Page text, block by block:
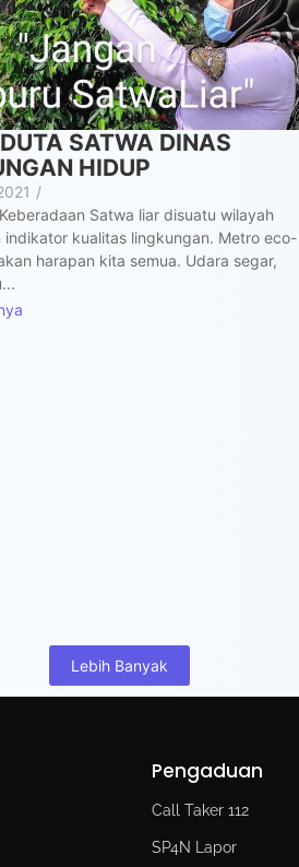
SATWA DINAS
HIDUP
/
Satwa liar disuatu wilayah
indikator kualitas lingkungan. Metro eco-
harapan kita semua. Udara segar,
Lebih Banyak
Pengaduan
Call Taker 112
SP4N Lapor